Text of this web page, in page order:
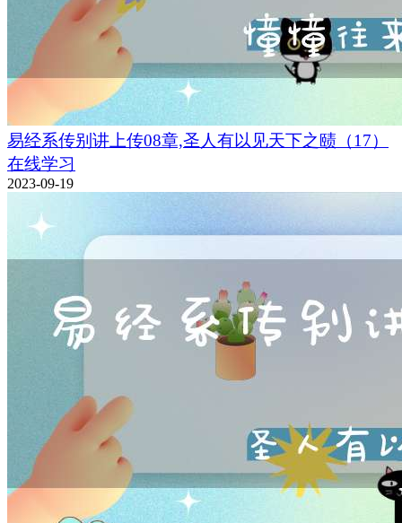
易经系传别讲上传08章,圣人有以见天下之赜（17）
在线学习
2023-09-19